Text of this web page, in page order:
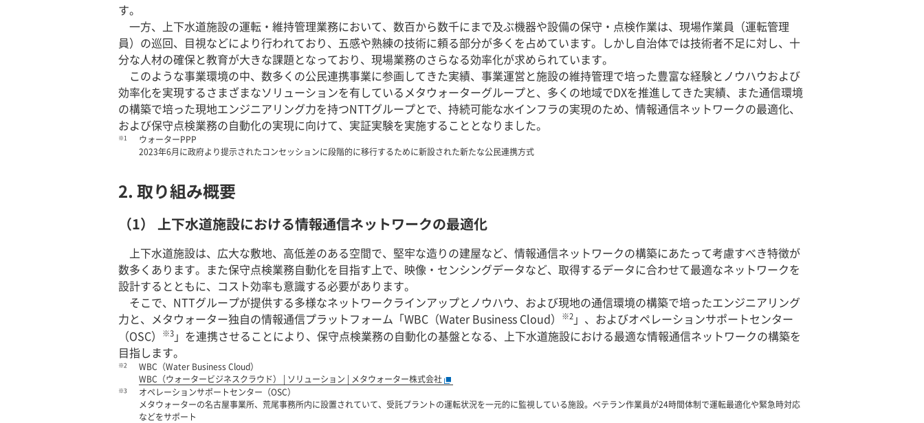
す。
一方、上下水道施設の運転・維持管理業務において、数百から数千にまで及ぶ機器や設備の保守・点検作業は、現場作業員（運転管理
員）の巡回、目視などにより行われており、五感や熟練の技術に頼る部分が多くを占めています。しかし自治体では技術者不足に対し、十
分な人材の確保と教育が大きな課題となっており、現場業務のさらなる効率化が求められています。
このような事業環境の中、数多くの公民連携事業に参画してきた実績、事業運営と施設の維持管理で培った豊富な経験とノウハウおよび
効率化を実現するさまざまなソリューションを有しているメタウォーターグループと、多くの地域でDXを推進してきた実績、また通信環境
の構築で培った現地エンジニアリング力を持つNTTグループとで、持続可能な水インフラの実現のため、情報通信ネットワークの最適化、
および保守点検業務の自動化の実現に向けて、実証実験を実施することとなりました。
※1
ウォーターPPP
2023年6月に政府より提示されたコンセッションに段階的に移行するために新設された新たな公民連携方式
2. 取り組み概要
（1） 上下水道施設における情報通信ネットワークの最適化
上下水道施設は、広大な敷地、高低差のある空間で、堅牢な造りの建屋など、情報通信ネットワークの構築にあたって考慮すべき特徴が
数多くあります。また保守点検業務自動化を目指す上で、映像・センシングデータなど、取得するデータに合わせて最適なネットワークを
設計するとともに、コスト効率も意識する必要があります。
そこで、NTTグループが提供する多様なネットワークラインアップとノウハウ、および現地の通信環境の構築で培ったエンジニアリング
力と、メタウォーター独自の情報通信プラットフォーム「WBC（Water Business Cloud）
※2 」、およびオペレーションサポートセンター
（OSC）
※3 」を連携させることにより、保守点検業務の自動化の基盤となる、上下水道施設における最適な情報通信ネットワークの構築を
目指します。
※2
WBC（Water Business Cloud）
WBC（ウォータービジネスクラウド） | ソリューション | メタウォーター株式会社
※3
オペレーションサポートセンター（OSC）
メタウォーターの名古屋事業所、荒尾事務所内に設置されていて、受託プラントの運転状況を一元的に監視している施設。ベテラン作業員が24時間体制で運転最適化や緊急時対応
などをサポート